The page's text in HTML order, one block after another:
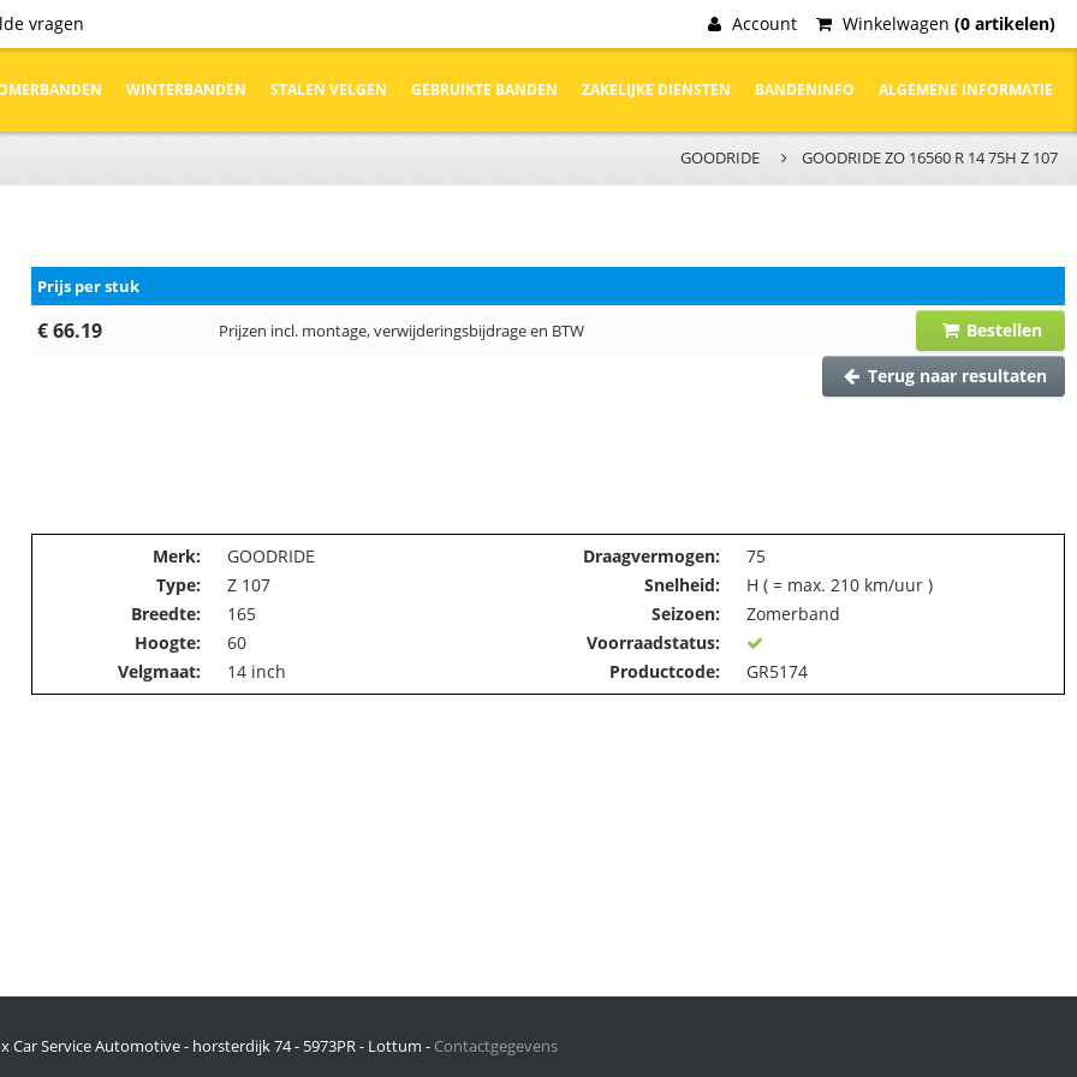
vragen Account Winkelwagen (0 artikelen)
WINTERBANDEN STALEN VELGEN GEBRUIKTE BANDEN ZAKELIJKE DIENSTEN BANDENINFO ALGEMENE INFORMATIE
GOODRIDE GOODRIDE ZO 16560 R 14 75H Z 107
Prijs per stuk
€ 66.19 Prijzen incl. montage, verwijderingsbijdrage en BTW
Bestellen
Terug naar resultaten
Merk: GOODRIDE Draagvermogen:
75
Type:
Z 107 Snelheid:
H ( = max. 210 km/uur )
Breedte:
165 Seizoen:
Zomerband
Hoogte:
60
Voorraadstatus:
Velgmaat:
14 inch Productcode: GR5174
Car Service Automotive - horsterdijk 74 - 5973PR - Lottum - Contactgegevens